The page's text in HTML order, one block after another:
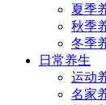
夏季
秋季
冬季
日常养生
运动
名家